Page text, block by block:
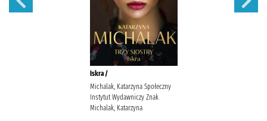
Iskra /
Michalak, Katarzyna Społeczny
Instytut Wydawniczy Znak
Michalak, Katarzyna